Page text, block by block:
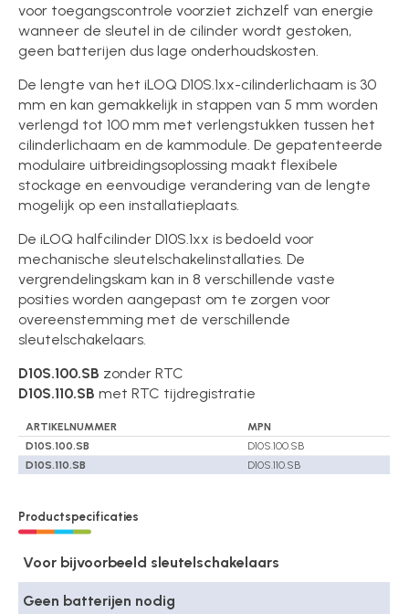
voor toegangscontrole voorziet zichzelf van energie
wanneer de sleutel in de cilinder wordt gestoken,
geen batterijen dus lage onderhoudskosten.
De lengte van het iLOQ D10S.1xx-cilinderlichaam is 30
mm en kan gemakkelijk in stappen van 5 mm worden
verlengd tot 100 mm met verlengstukken tussen het
cilinderlichaam en de kammodule. De gepatenteerde
modulaire uitbreidingsoplossing maakt flexibele
stockage en eenvoudige verandering van de lengte
mogelijk op een installatieplaats.
De iLOQ halfcilinder D10S.1xx is bedoeld voor
mechanische sleutelschakelinstallaties. De
vergrendelingskam kan in 8 verschillende vaste
posities worden aangepast om te zorgen voor
overeenstemming met de verschillende
sleutelschakelaars.
D10S.100.SB zonder RTC
D10S.110.SB met RTC tijdregistratie
ARTIKELNUMMER
MPN
D10S.100.SB
D10S.100.SB
D10S.110.SB
D10S.110.SB
Productspecificaties
Voor bijvoorbeeld sleutelschakelaars
Geen batterijen nodig